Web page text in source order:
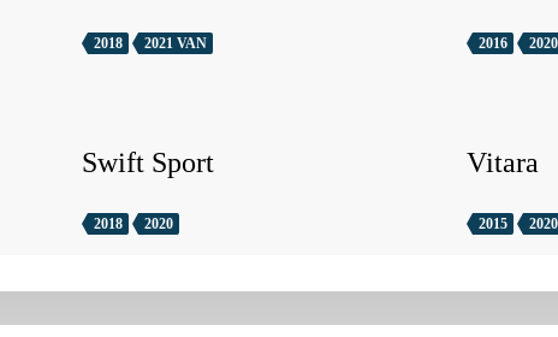
2018 2021 VAN 2016 2020
Swift Sport
2018 2020
Vitara
2015 2020